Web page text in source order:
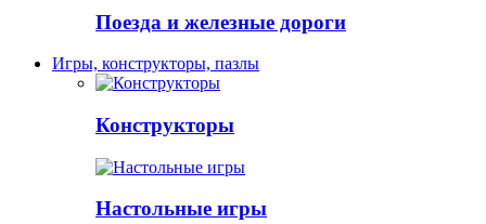
Поезда и железные дороги
Игры, конструкторы, пазлы
Конструкторы
Настольные игры